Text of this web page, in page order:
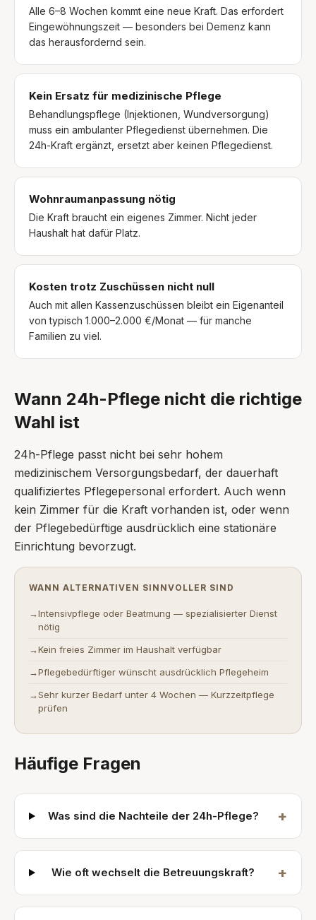
Alle 6–8 Wochen kommt eine neue Kraft. Das erfordert
Eingewöhnungszeit — besonders bei Demenz kann
das herausfordernd sein.
Kein Ersatz für medizinische Pflege
Behandlungspflege (Injektionen, Wundversorgung)
muss ein ambulanter Pflegedienst übernehmen. Die
24h-Kraft ergänzt, ersetzt aber keinen Pflegedienst.
Wohnraumanpassung nötig
Die Kraft braucht ein eigenes Zimmer. Nicht jeder
Haushalt hat dafür Platz.
Kosten trotz Zuschüssen nicht null
Auch mit allen Kassenzuschüssen bleibt ein Eigenanteil
von typisch 1.000–2.000 €/Monat — für manche
Familien zu viel.
Wann 24h-Pflege nicht die richtige
Wahl ist
24h-Pflege passt nicht bei sehr hohem
medizinischem Versorgungsbedarf, der dauerhaft
qualifiziertes Pflegepersonal erfordert. Auch wenn
kein Zimmer für die Kraft vorhanden ist, oder wenn
der Pflegebedürftige ausdrücklich eine stationäre
Einrichtung bevorzugt.
WANN ALTERNATIVEN SINNVOLLER SIND
→Intensivpflege oder Beatmung — spezialisierter Dienst
nötig
→Kein freies Zimmer im Haushalt verfügbar
→Pflegebedürftiger wünscht ausdrücklich Pflegeheim
→Sehr kurzer Bedarf unter 4 Wochen — Kurzzeitpflege
prüfen
Häufige Fragen
Was sind die Nachteile der 24h-Pflege? +
Wie oft wechselt die Betreuungskraft? +